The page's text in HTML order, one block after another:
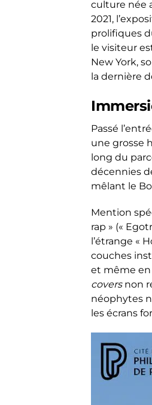
culture née
2021,
prolifiques
le visiteur
New York,
la dernière
Passé
une grosse
long du
décennies
mêlant le
Mention
rap » («
l’étrange «
couches
et même
covers non
néophytes
les écrans